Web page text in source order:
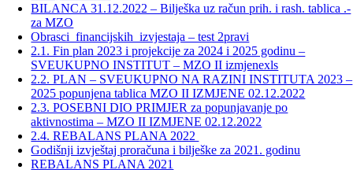
BILANCA 31.12.2022 – Bilješka uz račun prih. i rash. tablica .-
za MZO
Obrasci_financijskih_izvjestaja – test 2pravi
2.1. Fin plan 2023 i projekcije za 2024 i 2025 godinu –
SVEUKUPNO INSTITUT – MZO II izmjenexls
2.2. PLAN – SVEUKUPNO NA RAZINI INSTITUTA 2023 –
2025 popunjena tablica MZO II IZMJENE 02.12.2022
2.3. POSEBNI DIO PRIMJER za popunjavanje po
aktivnostima – MZO II IZMJENE 02.12.2022
2.4. REBALANS PLANA 2022
Godišnji izvještaj proračuna i bilješke za 2021. godinu
REBALANS PLANA 2021